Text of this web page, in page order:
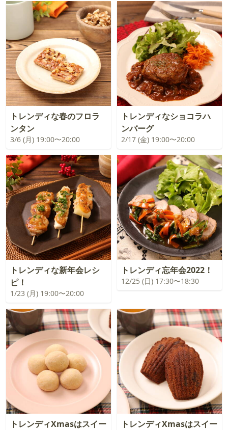
トレンディな春のフロラ
ンタン
3/6 (月) 19:00〜20:00
トレンディなショコラハ
ンバーグ
2/17 (金) 19:00〜20:00
トレンディな新年会レシ
ピ！
1/23 (月) 19:00〜20:00
トレンディ忘年会2022！
12/25 (日) 17:30〜18:30
トレンディXmasはスイー
トレンディXmasはスイー